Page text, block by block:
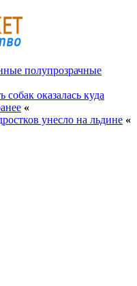
полупрозрачные
оказалась куда
«
унесло на льдине «